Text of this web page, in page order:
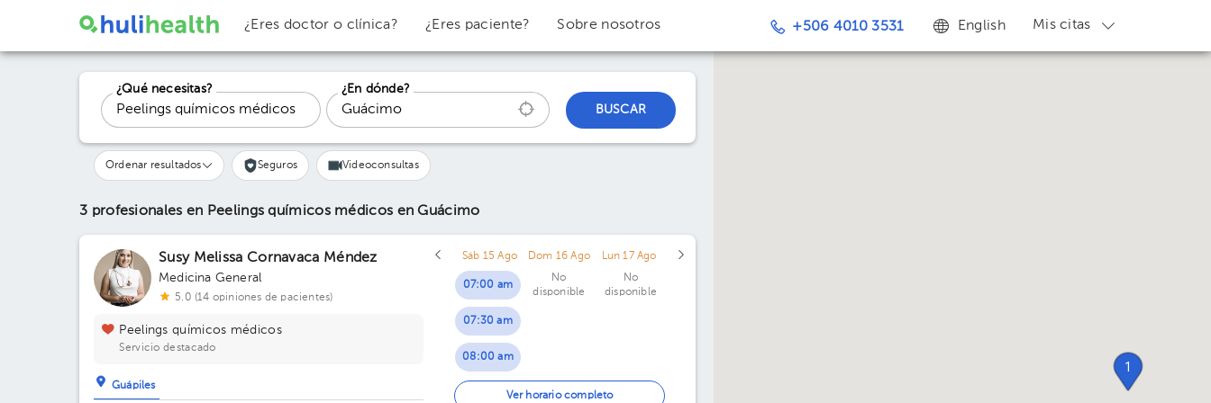
¿Eres doctor o clínica? ¿Eres paciente? Sobre nosotros +506 4010 3531 English Mis citas
1
¿Qué necesitas?
¿En dónde?
BUSCAR
Ordenar resultados Seguros Videoconsultas
3 profesionales en Peelings químicos médicos en Guácimo
Susy Melissa Cornavaca Méndez
Medicina General
5.0 (14 opiniones de pacientes)
Peelings químicos médicos
Servicio destacado
Guápiles
Sáb 15 Ago
07:00 am
07:30 am
08:00 am
10:00 am
Dom 16 Ago
No
disponible
Lun 17 Ago
No
disponible
Ver horario completo